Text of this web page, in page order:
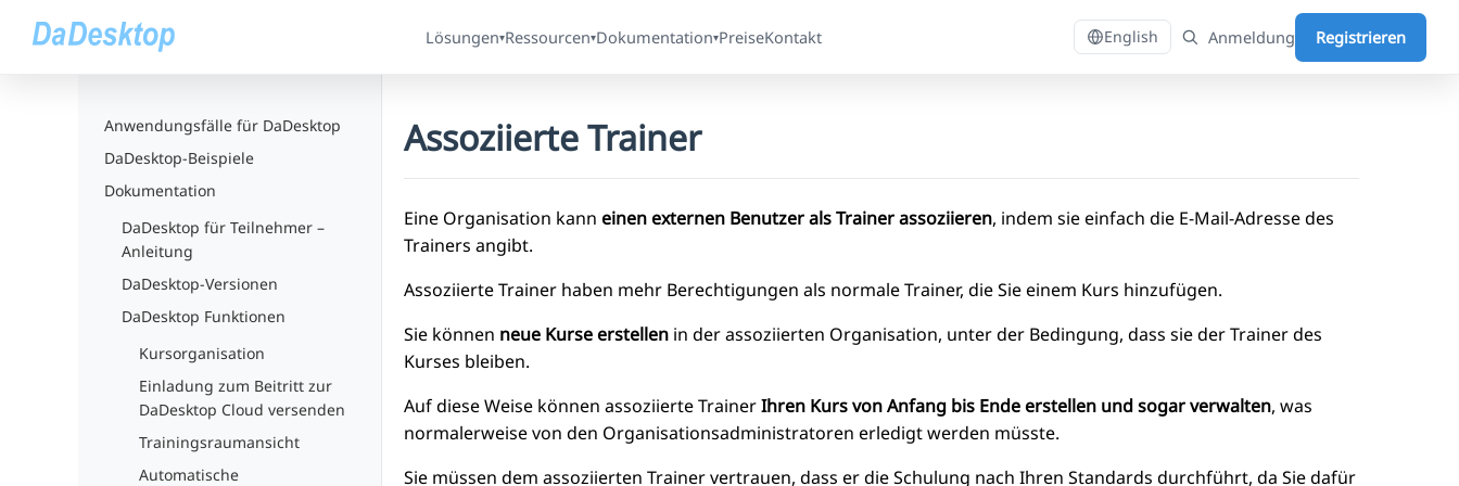
Lösungen▾Ressourcen▾Dokumentation▾PreiseKontakt English Anmeldung Registrieren
Anwendungsfälle für DaDesktop
DaDesktop-Beispiele
Dokumentation
DaDesktop für Teilnehmer –
Anleitung
DaDesktop-Versionen
DaDesktop Funktionen
Kursorganisation
Einladung zum Beitritt zur
DaDesktop Cloud versenden
Trainingsraumansicht
Automatische
Assoziierte Trainer
Eine Organisation kann einen externen Benutzer als Trainer assoziieren, indem sie einfach die E-Mail-Adresse des
Trainers angibt.
Assoziierte Trainer haben mehr Berechtigungen als normale Trainer, die Sie einem Kurs hinzufügen.
Sie können neue Kurse erstellen in der assoziierten Organisation, unter der Bedingung, dass sie der Trainer des
Kurses bleiben.
Auf diese Weise können assoziierte TrainerIhren Kurs von Anfang bis Ende erstellen und sogar verwalten, was
normalerweise von den Organisationsadministratoren erledigt werden müsste.
Sie müssen dem assoziierten Trainer vertrauen, dass er die Schulung nach Ihren Standards durchführt, da Sie dafür